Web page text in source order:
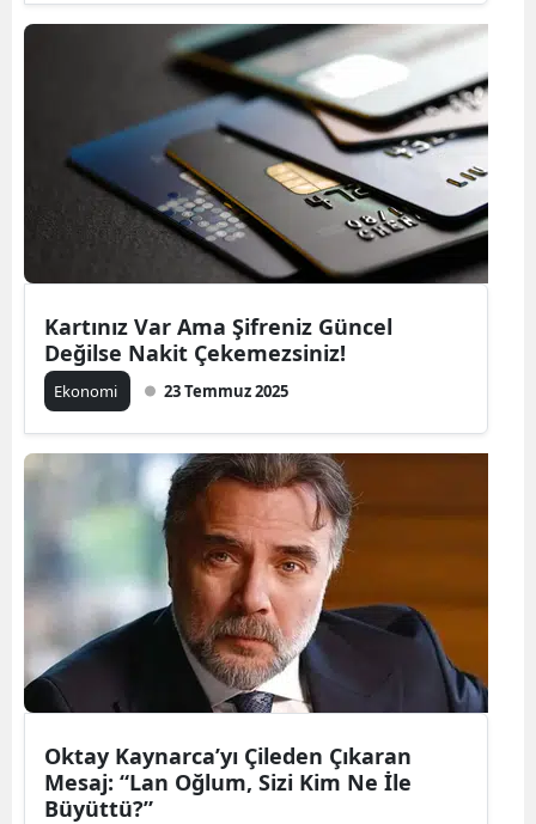
Kartınız Var Ama Şifreniz Güncel
Değilse Nakit Çekemezsiniz!
Ekonomi 23 Temmuz 2025
Oktay Kaynarca’yı Çileden Çıkaran
Mesaj: “Lan Oğlum, Sizi Kim Ne İle
Büyüttü?”